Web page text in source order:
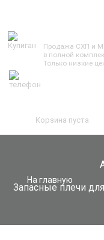
Продажа СХП и
в полной
Только низкие
Корзина пуста
Запасные плечи
На главную